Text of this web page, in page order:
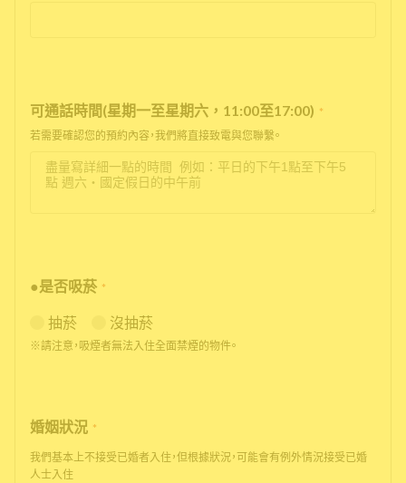
可通話時間(星期一至星期六，11:00至17:00) *
若需要確認您的預約內容，我們將直接致電與您聯繫。
●是否吸菸 *
抽菸 沒抽菸
※請注意，吸煙者無法入住全面禁煙的物件。
婚姻狀況 *
我們基本上不接受已婚者入住，但根據狀況，可能會有例外情況接受已婚
人士入住